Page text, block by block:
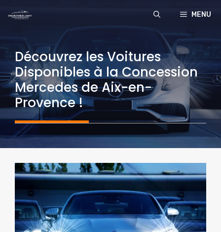
MENU
Découvrez les Voitures
Disponibles à la Concession
Mercedes de Aix-en-
Provence !